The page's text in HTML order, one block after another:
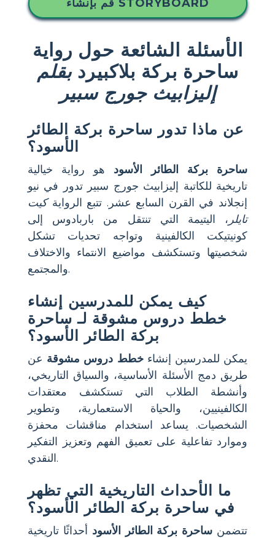
قم بإنشاء STORYBOARD
الأسئلة الشائعة حول رواية
ساحرة بركة بلاكبيردبقلم
إليزابيث جورج سبير
عن ماذا تدور ساحرة بركة الطائر
الأسود؟
ساحرة بركة الطائر الأسود هو رواية خيالية
تاريخية للكاتبة إليزابيث جورج سبير تدور في نيو
إنجلاند في القرن السابع عشر. تتبع الروايةكيت
تايلر ، اليتيمة التي تنتقل من باربادوس إلى
كونيتيكت الكالفينية وتواجه تحديات تشكل
شخصيتها وتستكشف مواضيع الانتماء والاختلاف
والمجتمع.
كيف يمكن للمدرسين إنشاء
خطط دروس مشوقة لـ ساحرة
بركة الطائر الأسود؟
يمكن للمدرسين إنشاءخطط دروس مشوقة عن
طريق دمج الأسئلة الأساسية، والسياق التاريخي،
وأنشطة الطلاب التي تستكشف معتقدات
الكالفينيين، والحياة الاستعمارية، وتطوير
الشخصيات. يساعد استخدام مناقشات محفزة
وموارد تفاعلية على تعميق الفهم وتعزيز التفكير
النقدي.
ما الأحداث التاريخية التي تظهر
في ساحرة بركة الطائر الأسود؟
تتضمن ساحرة بركة الطائر الأسود أحداثًا تاريخية